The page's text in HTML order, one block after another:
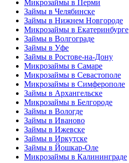
Микрозаймы в Перми
Займы в Челябинске
Займы в Нижнем Новгороде
Микрозаймы в Екатеринбурге
Займы в Волгограде
Займы в Уфе
Займы в Ростове-на-Дону
Микрозаймы в Самаре
Микрозаймы в Севастополе
Микрозаймы в Симферополе
Займы в Архангельске
Микрозаймы в Белгороде
Займы в Вологде
Займы в Иваново
Займы в Ижевске
Займы в Иркутске
Займы в Йошкар-Оле
Микрозаймы в Калининграде